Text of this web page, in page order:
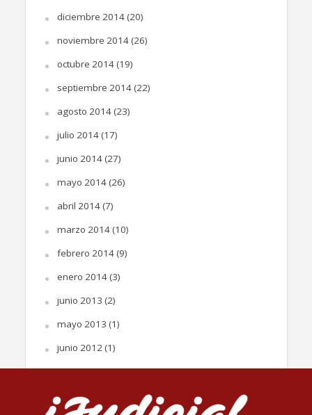
diciembre 2014(20)
noviembre 2014(26)
octubre 2014(19)
septiembre 2014(22)
agosto 2014(23)
julio 2014(17)
junio 2014(27)
mayo 2014(26)
abril 2014(7)
marzo 2014(10)
febrero 2014(9)
enero 2014(3)
junio 2013 (2)
mayo 2013 (1)
junio 2012(1)